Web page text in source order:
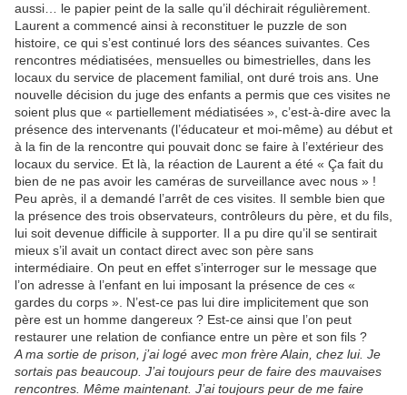
aussi… le papier peint de la salle qu’il déchirait régulièrement.
Laurent a commencé ainsi à reconstituer le puzzle de son
histoire, ce qui s’est continué lors des séances suivantes. Ces
rencontres médiatisées, mensuelles ou bimestrielles, dans les
locaux du service de placement familial, ont duré trois ans. Une
nouvelle décision du juge des enfants a permis que ces visites ne
soient plus que « partiellement médiatisées », c’est-à-dire avec la
présence des intervenants (l’éducateur et moi-même) au début et
à la fin de la rencontre qui pouvait donc se faire à l’extérieur des
locaux du service. Et là, la réaction de Laurent a été « Ça fait du
bien de ne pas avoir les caméras de surveillance avec nous » !
Peu après, il a demandé l’arrêt de ces visites. Il semble bien que
la présence des trois observateurs, contrôleurs du père, et du fils,
lui soit devenue difficile à supporter. Il a pu dire qu’il se sentirait
mieux s’il avait un contact direct avec son père sans
intermédiaire. On peut en effet s’interroger sur le message que
l’on adresse à l’enfant en lui imposant la présence de ces «
gardes du corps ». N’est-ce pas lui dire implicitement que son
père est un homme dangereux ? Est-ce ainsi que l’on peut
restaurer une relation de confiance entre un père et son fils ?
A ma sortie de prison, j’ai logé avec mon frère Alain, chez lui. Je
sortais pas beaucoup. J’ai toujours peur de faire des mauvaises
rencontres. Même maintenant. J’ai toujours peur de me faire